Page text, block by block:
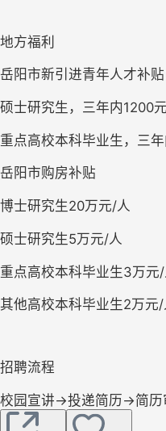
地方福利
岳阳市新引进青年人才补贴
硕士研究生，三年内1200
重点高校本科毕业生，三
岳阳市购房补贴
博士研究生20万元/人
硕士研究生5万元/人
重点高校本科毕业生3万元/
其他高校本科毕业生2万元/
招聘流程
校园宣讲→投递简历→简